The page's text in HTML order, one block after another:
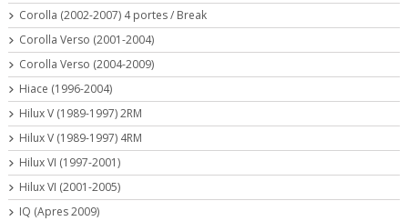
Corolla (2002-2007) 4 portes / Break
Corolla Verso (2001-2004)
Corolla Verso (2004-2009)
Hiace (1996-2004)
Hilux V (1989-1997) 2RM
Hilux V (1989-1997) 4RM
Hilux VI (1997-2001)
Hilux VI (2001-2005)
IQ (Apres 2009)